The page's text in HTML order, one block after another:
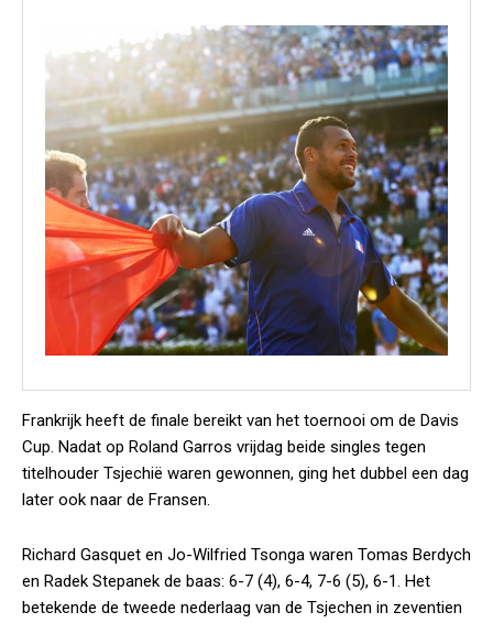
Frankrijk heeft de finale bereikt van het toernooi om de Davis
Cup. Nadat op Roland Garros vrijdag beide singles tegen
titelhouder Tsjechië waren gewonnen, ging het dubbel een dag
later ook naar de Fransen.
Richard Gasquet en Jo-Wilfried Tsonga waren Tomas Berdych
en Radek Stepanek de baas: 6-7 (4), 6-4, 7-6 (5), 6-1. Het
betekende de tweede nederlaag van de Tsjechen in zeventien